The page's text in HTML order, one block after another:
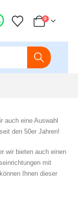
0
auch eine Auswahl
den 50er Jahren!
wir bieten auch einen
mit
Ihnen dieser